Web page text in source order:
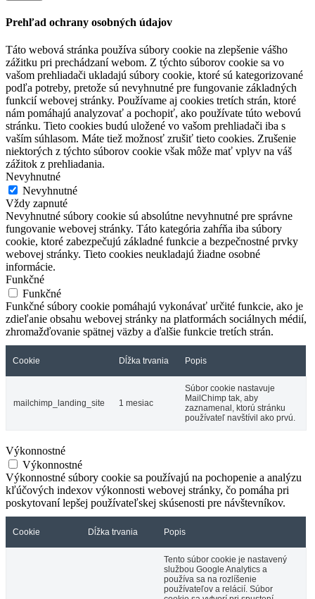
Prehľad ochrany osobných údajov
Táto webová stránka používa súbory cookie na zlepšenie vášho
zážitku pri prechádzaní webom. Z týchto súborov cookie sa vo
vašom prehliadači ukladajú súbory cookie, ktoré sú kategorizované
podľa potreby, pretože sú nevyhnutné pre fungovanie základných
funkcií webovej stránky. Používame aj cookies tretích strán, ktoré
nám pomáhajú analyzovať a pochopiť, ako používate túto webovú
stránku. Tieto cookies budú uložené vo vašom prehliadači iba s
vaším súhlasom. Máte tiež možnosť zrušiť tieto cookies. Zrušenie
niektorých z týchto súborov cookie však môže mať vplyv na váš
zážitok z prehliadania.
Nevyhnutné
Nevyhnutné
Vždy zapnuté
Nevyhnutné súbory cookie sú absolútne nevyhnutné pre správne
fungovanie webovej stránky. Táto kategória zahŕňa iba súbory
cookie, ktoré zabezpečujú základné funkcie a bezpečnostné prvky
webovej stránky. Tieto cookies neukladajú žiadne osobné
informácie.
Funkčné
Funkčné
Funkčné súbory cookie pomáhajú vykonávať určité funkcie, ako je
zdieľanie obsahu webovej stránky na platformách sociálnych médií,
zhromažďovanie spätnej väzby a ďalšie funkcie tretích strán.
Cookie Dĺžka trvania Popis
mailchimp_landing_site 1 mesiac
Súbor cookie nastavuje
MailChimp tak, aby
zaznamenal, ktorú stránku
používateľ navštívil ako prvú.
Výkonnostné
Výkonnostné
Výkonnostné súbory cookie sa používajú na pochopenie a analýzu
kľúčových indexov výkonnosti webovej stránky, čo pomáha pri
poskytovaní lepšej používateľskej skúsenosti pre návštevníkov.
Cookie Dĺžka trvania Popis
Tento súbor cookie je nastavený
službou Google Analytics a
používa sa na rozlíšenie
používateľov a relácií. Súbor